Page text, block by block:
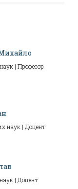
| Професор
наук | Доцент
| Доцент